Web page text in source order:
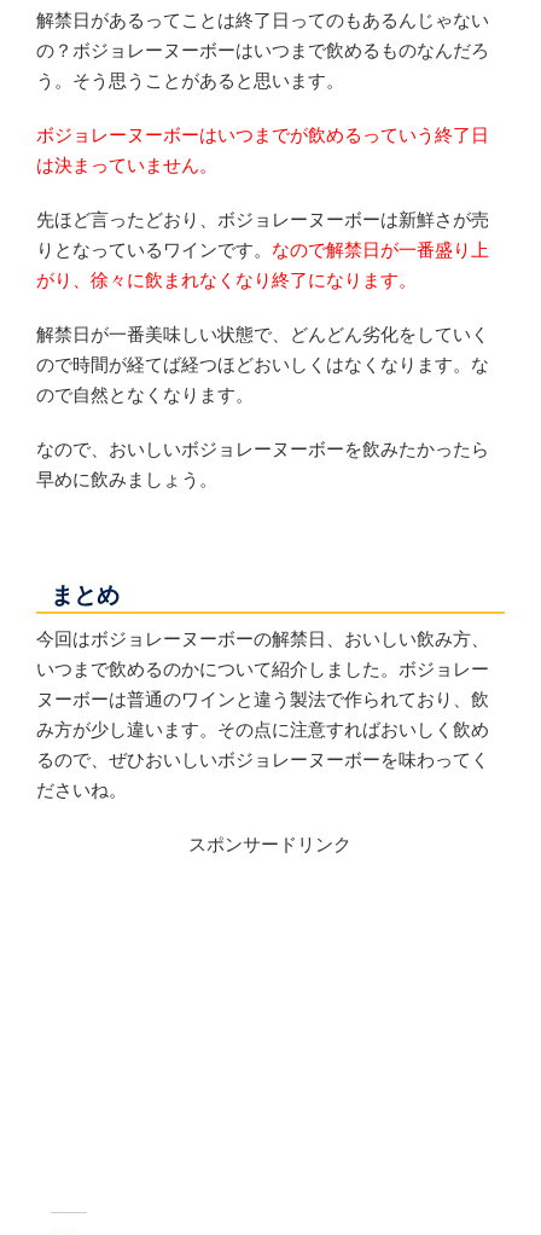
解禁日があるってことは終了日ってのもあるんじゃない
の？ボジョレーヌーボーはいつまで飲めるものなんだろ
う。そう思うことがあると思います。
ボジョレーヌーボーはいつまでが飲めるっていう終了日
は決まっていません。
先ほど言ったどおり、ボジョレーヌーボーは新鮮さが売
りとなっているワインです。 なので解禁日が一番盛り上
がり、徐々に飲まれなくなり終了になります。
解禁日が一番美味しい状態で、どんどん劣化をしていく
ので時間が経てば経つほどおいしくはなくなります。な
ので自然となくなります。
なので、おいしいボジョレーヌーボーを飲みたかったら
早めに飲みましょう。
まとめ
今回はボジョレーヌーボーの解禁日、おいしい飲み方、
いつまで飲めるのかについて紹介しました。ボジョレー
ヌーボーは普通のワインと違う製法で作られており、飲
み方が少し違います。その点に注意すればおいしく飲め
るので、ぜひおいしいボジョレーヌーボーを味わってく
ださいね。
スポンサードリンク